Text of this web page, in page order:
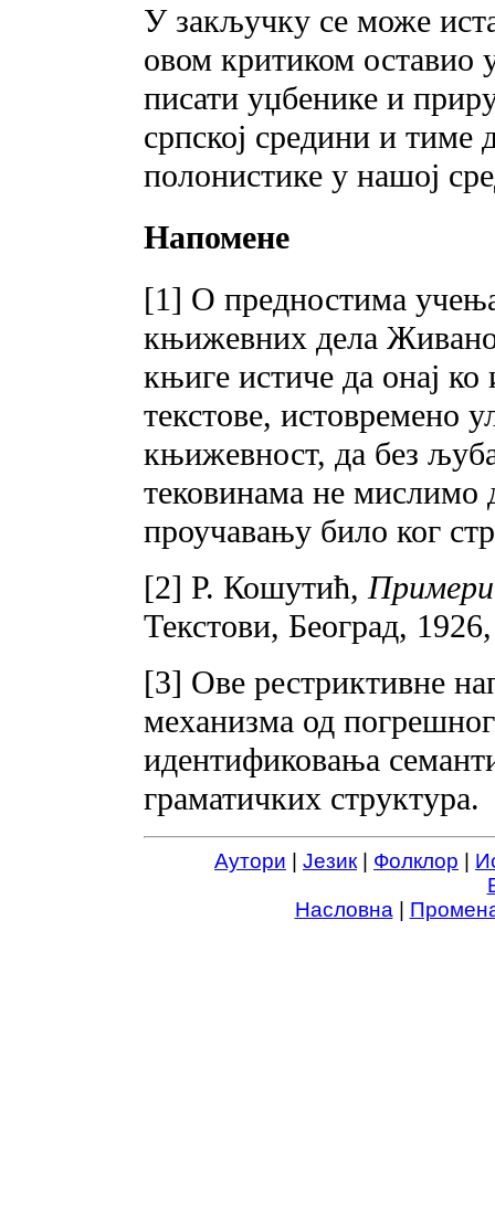
У закључку се може
овом критиком оставио
писати уџбенике и
српској средини и тиме
полонистике у нашој
Напомене
[1] О предностима
књижевних дела
књиге истиче да онај ко
текстове, истовремено
књижевност, да без
тековинама не
проучавању било ког
[2] Р. Кошутић,Примери
Текстови, Београд,
[3] Ове рестриктивне
механизма од
идентификовања
граматичких структура.
Аутори Језик| Фолклор
Насловна|